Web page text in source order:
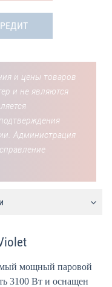
и цены товаров
и не являются
Администрация
мощный паровой
3100 Вт и оснащен